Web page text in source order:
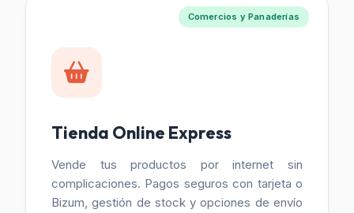
Comercios y Panaderías
Tienda Online Express
Vende tus productos por internet sin
complicaciones. Pagos seguros con tarjeta o
Bizum, gestión de stock y opciones de envío